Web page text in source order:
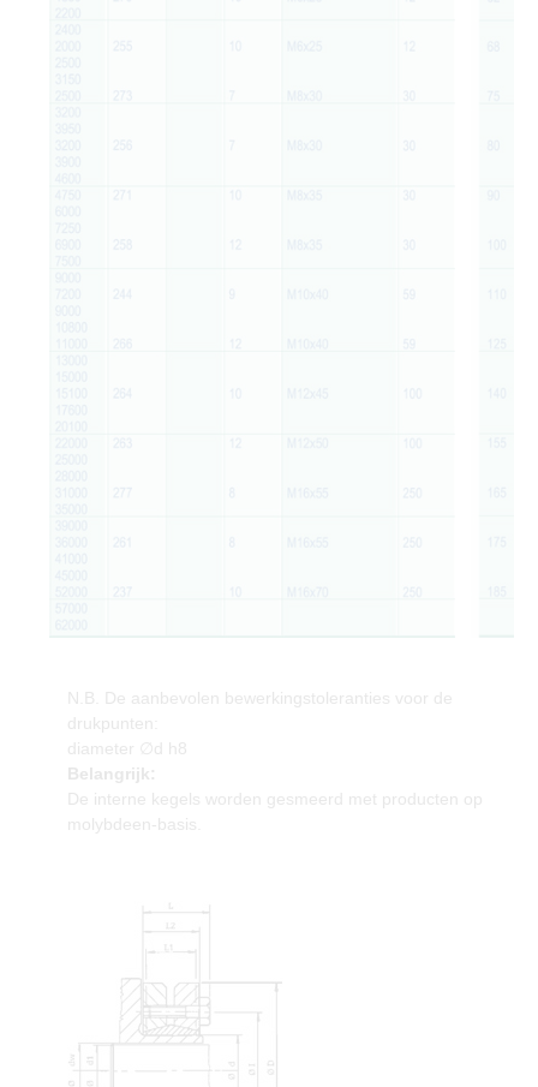
N.B. De aanbevolen bewerkingstoleranties voor de
drukpunten:
diameter ∅d h8
Belangrijk:
De interne kegels worden gesmeerd met producten op
molybdeen-basis.